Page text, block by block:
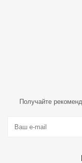
Получайте